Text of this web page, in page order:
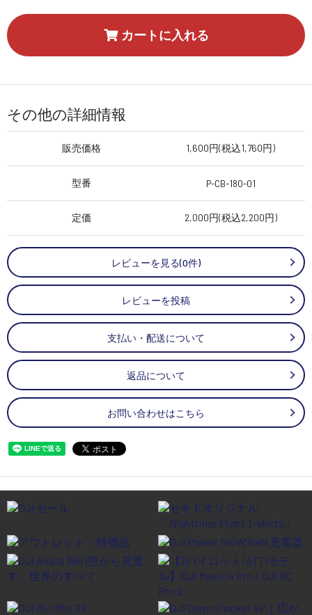
カートに入れる
その他の詳細情報
販売価格 1,600円(税込1,760円)
型番 P-CB-180-01
定価 2,000円(税込2,200円)
レビューを見る(0件)
レビューを投稿
支払い・配送について
返品について
お問い合わせはこちら